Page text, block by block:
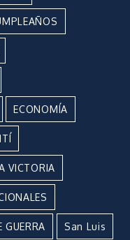
ECONOMÍA
VICTORIA
San Luis